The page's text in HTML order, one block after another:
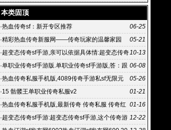
本类固顶
06-25
·热血传奇sf：新开专区推荐
05-21
·精彩热血传奇新服网——传奇玩家的温馨家园
10-13
·超变态传奇sf手游,亲可以依据具体情:超变态传奇
sf手游 况去2
06-08
·单职业传奇sf手游版.单职业传奇sf手游版,答：跟
以往的PC版
05-26
·热血传奇私服手机版,4089传奇手游私sf无限元
宝 超变态传奇sf手游6
01-21
·15 骷髅王单职业传奇私服v2
01-16
·热血传奇私服手机版,最新传奇 传奇私服 传奇红
包版 传奇大全 找游戏:
12-22
·超变态传奇sf手游:超变态传奇sf手游,这个传奇游